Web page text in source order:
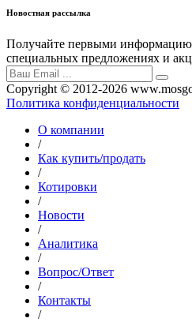
Новостная рассылка
Получайте первыми
специальных предложениях и
Copyright © 2012-2026
Политика конфиденциальности
О компании
/
Как купить/продать
/
Котировки
/
Новости
/
Аналитика
/
Вопрос/Ответ
/
Контакты
/